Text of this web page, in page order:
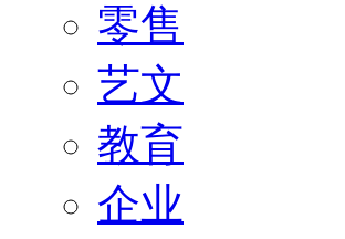
零售
艺文
教育
企业